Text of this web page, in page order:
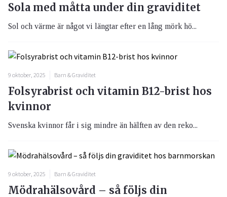
Sola med måtta under din graviditet
Sol och värme är något vi längtar efter en lång mörk hö...
9 oktober, 2025 Barn & Graviditet
Folsyrabrist och vitamin B12-brist hos
kvinnor
Svenska kvinnor får i sig mindre än hälften av den reko...
9 oktober, 2025 Barn & Graviditet
Mödrahälsovård – så följs din